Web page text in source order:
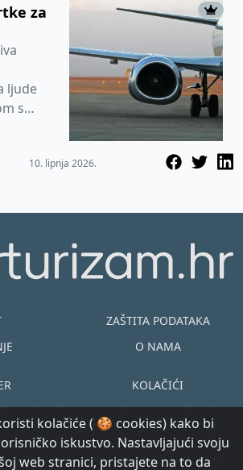
za
ljude
s
10. lipnja 2026.
kolačiće ( 🍪 cookies) kako bi
iskustvo. Nastavljajući svoju
web stranici, pristajete na to da
ZAŠTITA PODATAKA
O NAMA
KOLAČIĆI
EN HR
@ Created by Prijavi se